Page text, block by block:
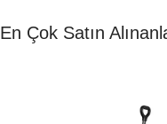
En Çok Satın